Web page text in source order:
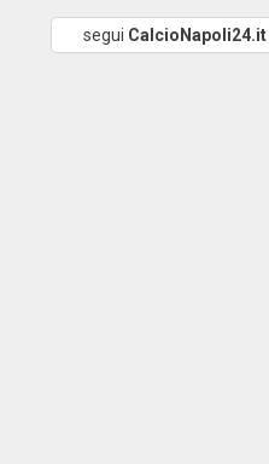
segui CalcioNapoli24.it